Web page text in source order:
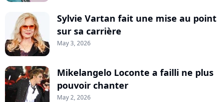
Sylvie Vartan fait une mise au point
sur sa carrière
May 3, 2026
Mikelangelo Loconte a failli ne plus
pouvoir chanter
May 2, 2026